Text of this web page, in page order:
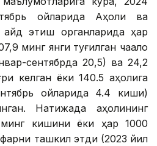
ойларида Аҳоли ва
қайд этиш органларида ҳар
минг янги туғилган чақалоқ
сентябрда 20,5) ва 24,2
келган ёки 140.5 аҳолига
ойларида 4.4 киши)
Натижада аҳолининг
кишини ёки ҳар 1000
ташкил этди (2023 йил